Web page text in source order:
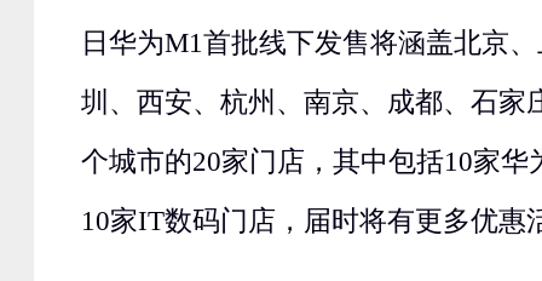
日华为M1首批线下发售将涵盖北京
圳、西安、杭州、南京、成都、石家
个城市的20家门店，其中包括10家华
10家IT数码门店，届时将有更多优惠